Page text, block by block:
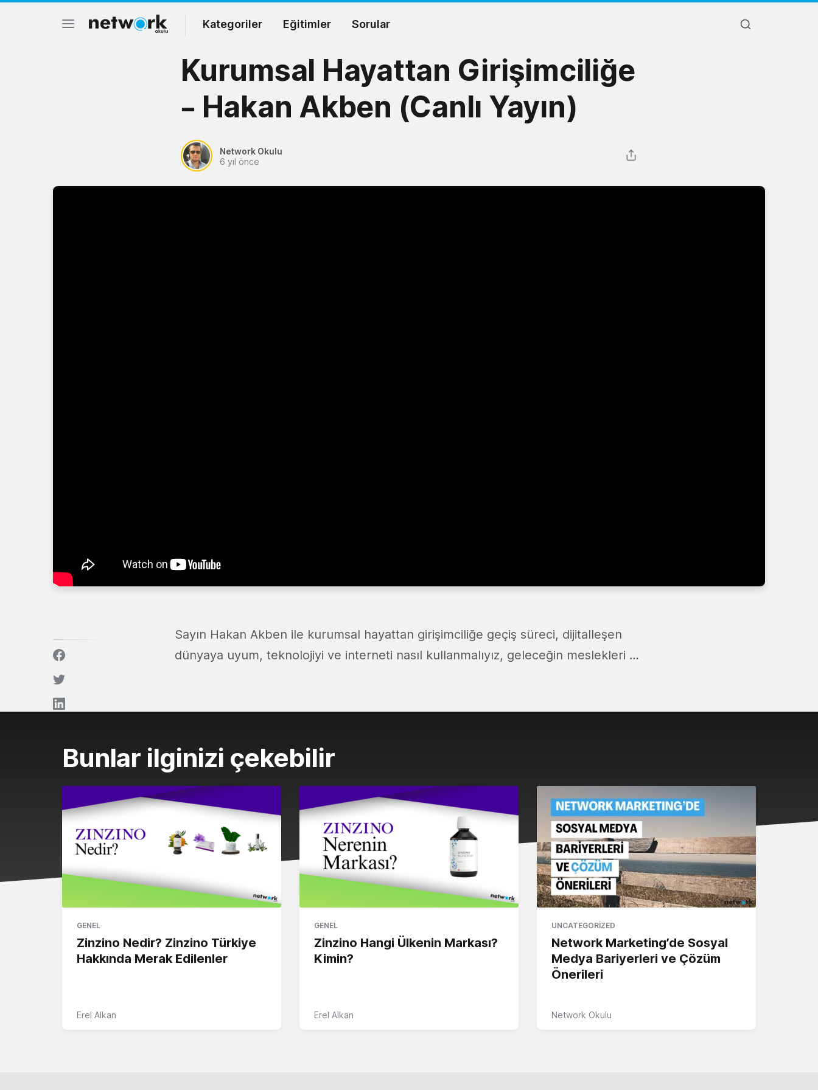
Kategoriler Eğitimler Sorular
Kurumsal Hayattan Girişimciliğe
– Hakan Akben (Canlı Yayın)
Network Okulu
6 yıl önce
Sayın Hakan Akben ile kurumsal hayattan girişimciliğe geçiş süreci, dijitalleşen
dünyaya uyum, teknolojiyi ve interneti nasıl kullanmalıyız, geleceğin meslekleri …
Bunlar ilginizi çekebilir
GENEL
Zinzino Nedir? Zinzino Türkiye
Hakkında Merak Edilenler
Erel Alkan
GENEL
Zinzino Hangi Ülkenin Markası?
Kimin?
Erel Alkan
UNCATEGORIZED
Network Marketing’de Sosyal
Medya Bariyerleri ve Çözüm
Önerileri
Network Okulu